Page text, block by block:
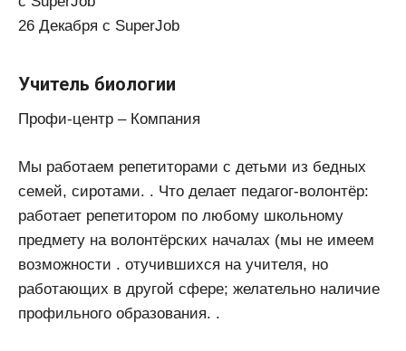
26 Декабря с SuperJob
Учитель биологии
Профи-центр – Компания
Мы работаем репетиторами с детьми из бедных
семей, сиротами. . Что делает педагог-волонтёр:
работает репетитором по любому школьному
предмету на волонтёрских началах (мы не имеем
возможности . отучившихся на учителя, но
работающих в другой сфере; желательно наличие
профильного образования. .